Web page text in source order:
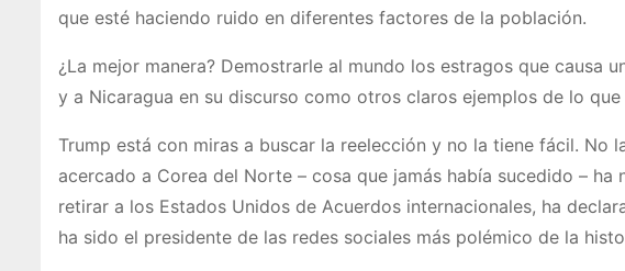
que esté haciendo ruido en diferentes factores de la población.
¿La mejor manera? Demostrarle al mundo los estragos que causa
y a Nicaragua en su discurso como otros claros ejemplos de lo que
Trump está con miras a buscar la reelección y no la tiene fácil. No
acercado a Corea del Norte – cosa que jamás había sucedido –
retirar a los Estados Unidos de Acuerdos internacionales, ha
ha sido el presidente de las redes sociales más polémico de la